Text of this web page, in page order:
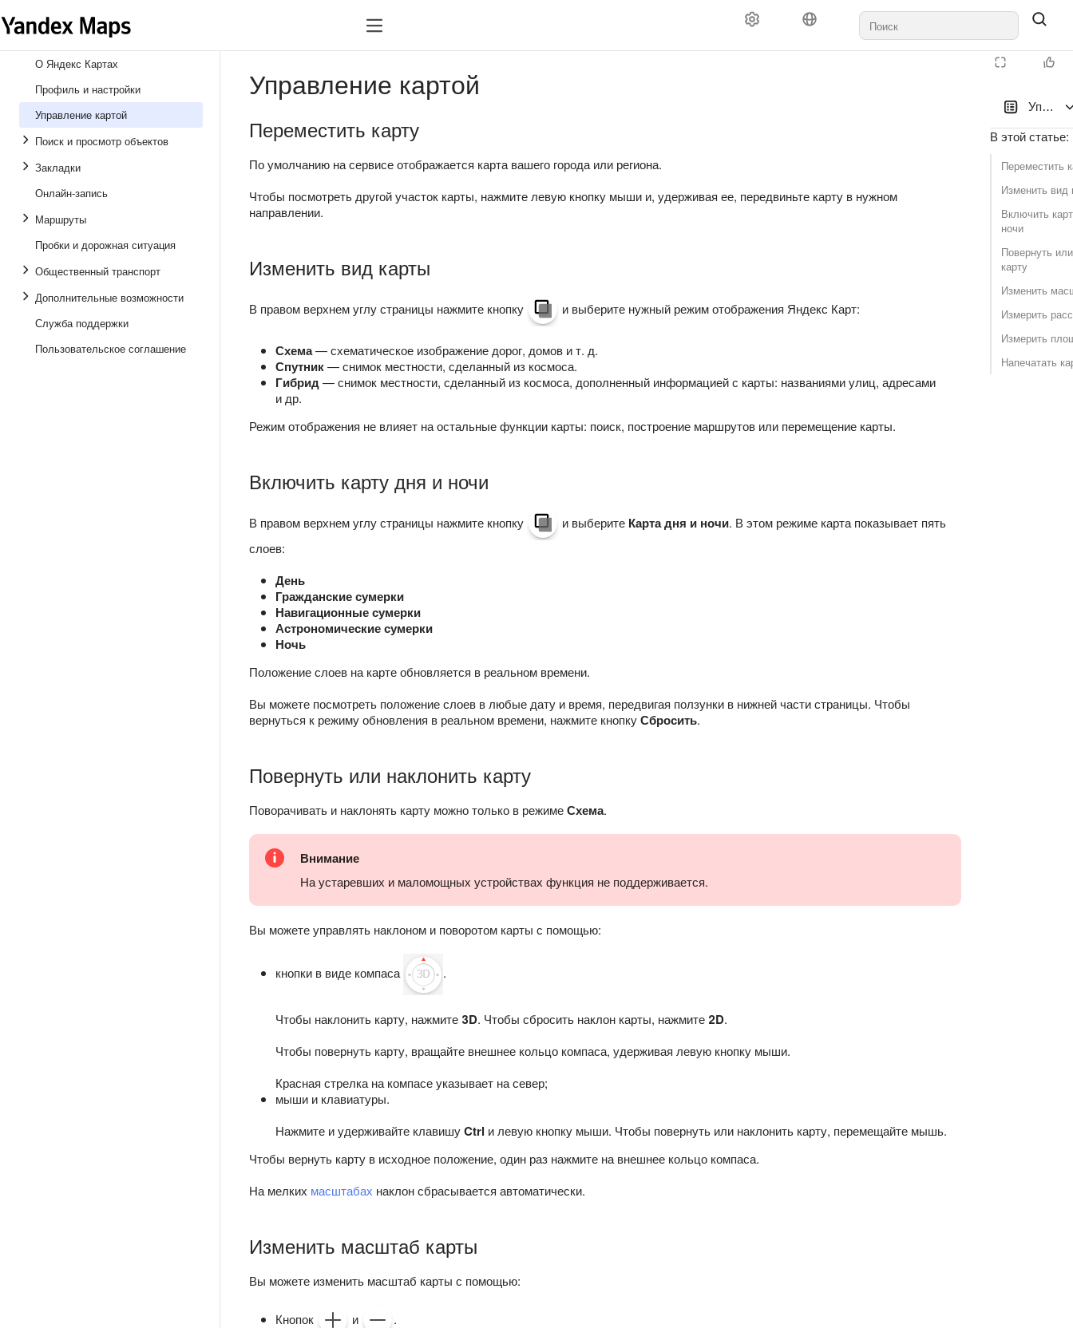
О Яндекс Картах
Профиль и настройки
Управление картой
Поиск и просмотр объектов
Закладки
Онлайн-запись
Маршруты
Пробки и дорожная ситуация
Общественный транспорт
Дополнительные возможности
Служба поддержки
Пользовательское соглашение
В этой статье:
Переместить
Изменить вид
Включить
ночи
Повернуть
карту
Изменить
Измерить
Измерить
Напечатать
Управление картой
Переместить карту
По умолчанию на сервисе отображается карта вашего города или региона.
Чтобы посмотреть другой участок карты, нажмите левую кнопку мыши и, удерживая ее, передвиньте карту в нужном
направлении.
Изменить вид карты
В правом верхнем углу страницы нажмите кнопку и выберите нужный режим отображения Яндекс Карт:
Схема— схематическое изображение дорог, домов и т. д.
Спутник— снимок местности, сделанный из космоса.
Гибрид— снимок местности, сделанный из космоса, дополненный информацией с карты: названиями улиц, адресами
и др.
Режим отображения не влияет на остальные функции карты: поиск, построение маршрутов или перемещение карты.
Включить карту дня и ночи
В правом верхнем углу страницы нажмите кнопку и выберите Карта дня и ночи. В этом режиме карта показывает пять
слоев:
День
Гражданские сумерки
Навигационные сумерки
Астрономические сумерки
Ночь
Положение слоев на карте обновляется в реальном времени.
Вы можете посмотреть положение слоев в любые дату и время, передвигая ползунки в нижней части страницы. Чтобы
вернуться к режиму обновления в реальном времени, нажмите кнопкуСбросить.
Повернуть или наклонить карту
Поворачивать и наклонять карту можно только в режимеСхема.
Внимание
На устаревших и маломощных устройствах функция не поддерживается.
Вы можете управлять наклоном и поворотом карты с помощью:
кнопки в виде компаса .
Чтобы наклонить карту, нажмите 3D. Чтобы сбросить наклон карты, нажмите 2D.
Чтобы повернуть карту, вращайте внешнее кольцо компаса, удерживая левую кнопку мыши.
Красная стрелка на компасе указывает на север;
мыши и клавиатуры.
Нажмите и удерживайте клавишуCtrl и левую кнопку мыши. Чтобы повернуть или наклонить карту, перемещайте мышь.
Чтобы вернуть карту в исходное положение, один раз нажмите на внешнее кольцо компаса.
На мелких масштабах наклон сбрасывается автоматически.
Изменить масштаб карты
Вы можете изменить масштаб карты с помощью:
Кнопок и
.